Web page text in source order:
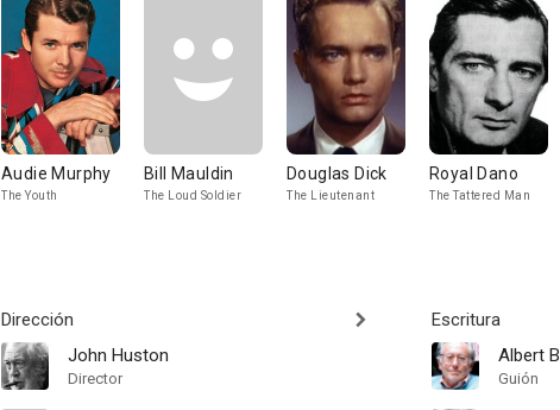
Audie Murphy
The Youth
Bill Mauldin
The Loud Soldier
Douglas Dick
The Lieutenant
Royal Dano
The Tattered Man
Dirección
John Huston
Director
Escritura
Albert
Guión